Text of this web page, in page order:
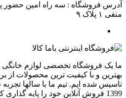
منفی ۱ پلاک ۹
ما یک فروشگاه تخصصی لوازم خانگی
بهترین و با کیفیت ترین محصولات از
تاسیس شده ایم. تیم ما با سالها
1399 فروش آنلاین خود را پایه